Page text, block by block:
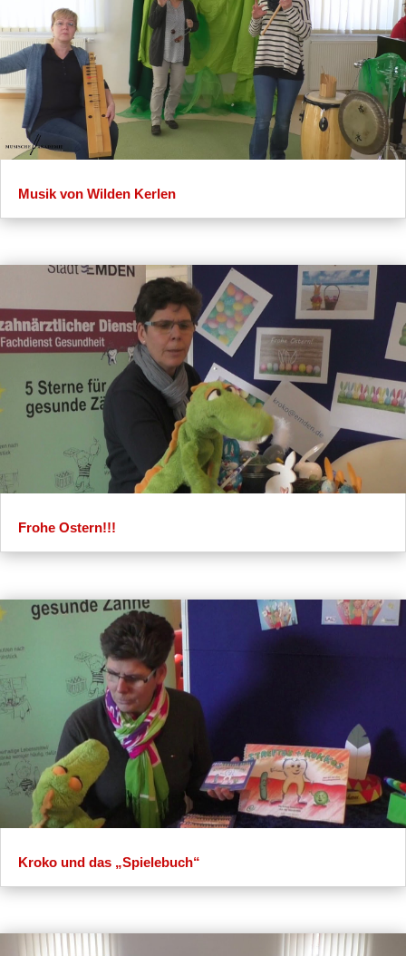
Musik von Wilden Kerlen
Frohe Ostern!!!
Kroko und das „Spielebuch“